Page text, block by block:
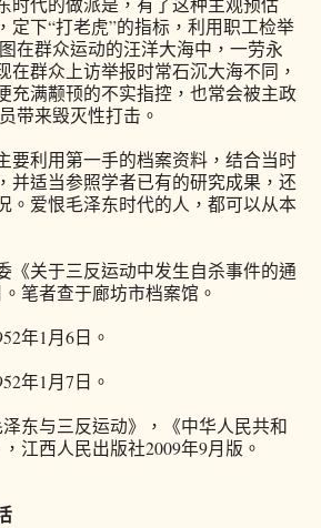
定下“打老虎”的指标，利用职工检举
在群众运动的汪洋大海中，一劳永
在群众上访举报时常石沉大海不同，
充满颟顸的不实指控，也常会被主政
带来毁灭性打击。
要利用第一手的档案资料，结合当时
并适当参照学者已有的研究成果，还
。爱恨毛泽东时代的人，都可以从本
《关于三反运动中发生自杀事件的通
笔者查于廊坊市档案馆。
年1月6日。
年1月7日。
东与三反运动》，《中华人民共和
江西人民出版社2009年9月版。